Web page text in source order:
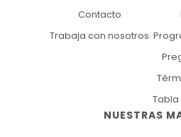
NUESTRAS
Contacto
Trabaja con nosotros